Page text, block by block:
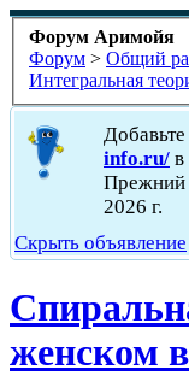
Форум Аримойя
Форум > Общий
Интегральная
info.ru/ в
Прежний
2026 г.
Скрыть объявление
женском